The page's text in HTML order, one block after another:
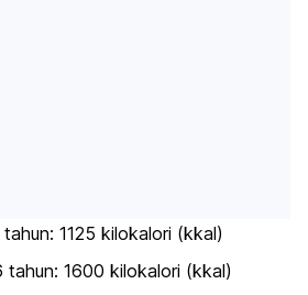
1125 kilokalori (kkal)
tahun: 1600 kilokalori (kkal)